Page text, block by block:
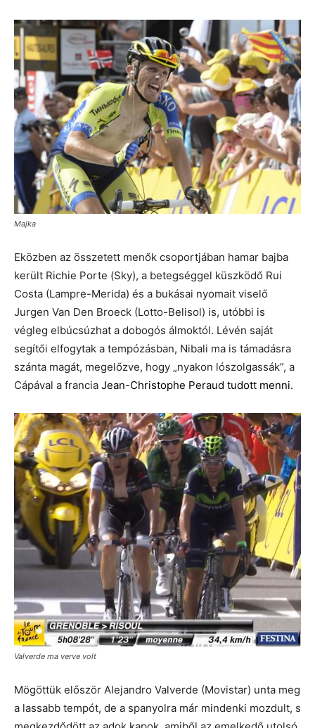
Majka
Eközben az összetett menők csoportjában hamar bajba
került Richie Porte (Sky), a betegséggel küszködő Rui
Costa (Lampre-Merida) és a bukásai nyomait viselő
Jurgen Van Den Broeck (Lotto-Belisol) is, utóbbi is
végleg elbúcsúzhat a dobogós álmoktól. Lévén saját
segítői elfogytak a tempózásban, Nibali ma is támadásra
szánta magát, megelőzve, hogy „nyakon lószolgassák”, a
Cápával a francia Jean-Christophe Peraud tudott menni.
Valverde ma verve volt
Mögöttük először Alejandro Valverde (Movistar) unta meg
a lassabb tempót, de a spanyolra már mindenki mozdult, s